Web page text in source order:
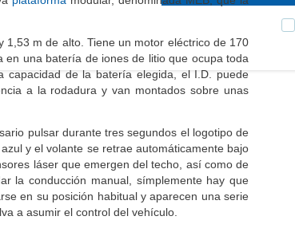
1,53 m de alto. Tiene un motor eléctrico de 170
una batería de iones de litio que ocupa toda
capacidad de la batería elegida, el I.D. puede
a la rodadura y van montados sobre unas
pulsar durante tres segundos el logotipo de
y el volante se retrae automáticamente bajo
láser que emergen del techo, así como de
la conducción manual, símplemente hay que
en su posición habitual y aparecen una serie
a asumir el control del vehículo.